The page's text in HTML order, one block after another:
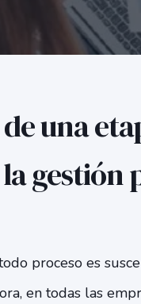
una
gestión
proceso es
en todas las